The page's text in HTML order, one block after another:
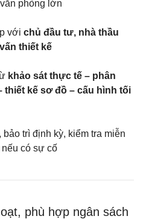
phòng lớn
với chủ đầu tư, nhà thầu
thiết kế
khảo sát thực tế – phân
kế sơ đồ – cấu hình tối
bảo trì định kỳ, kiểm tra miễn
có sự cố
phù hợp ngân sách